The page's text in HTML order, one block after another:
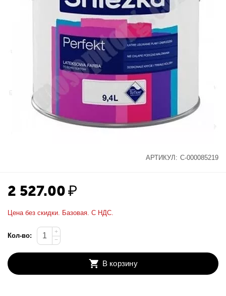
АРТИКУЛ: С-000085219
2 527.00₽
Цена без скидки. Базовая. С НДС.
Кол-во:
+
−
В корзину